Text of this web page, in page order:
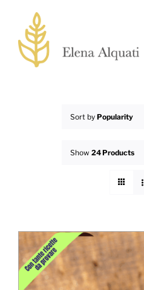
content
Sort by Popularity
Show 24 Products